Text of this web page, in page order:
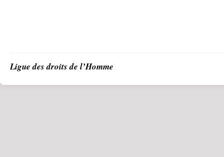
Ligue des droits de l’Homme